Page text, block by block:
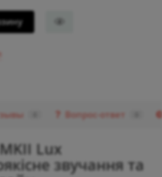
Вопрос-ответ
Lux
звучання та